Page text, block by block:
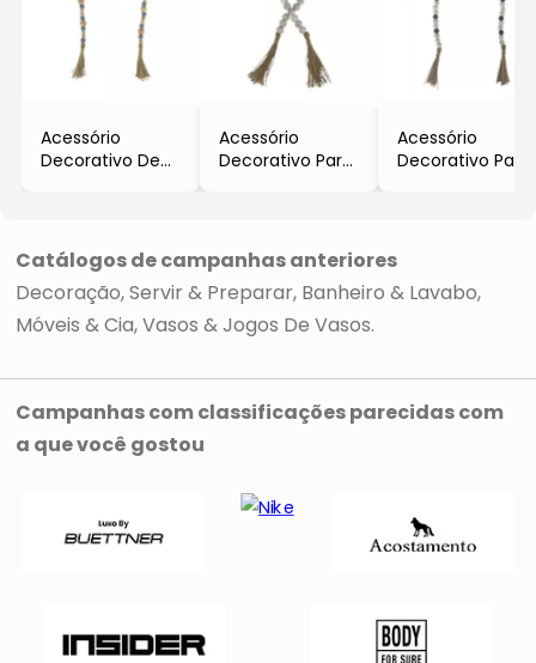
Acessório
Decorativo De
- Btc Decor
Acessório
Decorativo Para
- Btc Decor
Acessório
Decorativo Para
- Btc Decor
Catálogos de campanhas anteriores
Decoração Servir & Preparar Banheiro & Lavabo
Móveis & Cia Vasos & Jogos De Vasos
Campanhas com classificações parecidas com
a que você gostou